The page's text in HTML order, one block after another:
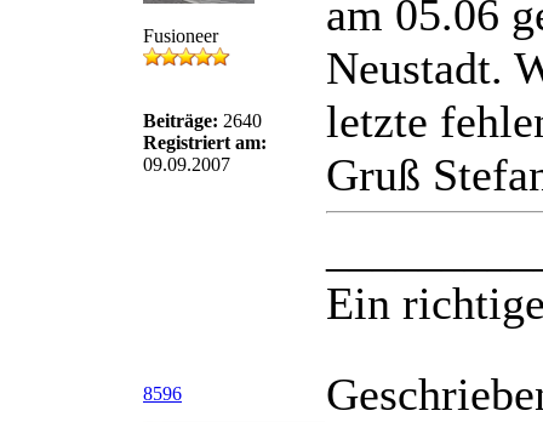
Fusioneer
Beiträge: 2640
Registriert am:
09.09.2007
am 05.06
Neustadt.
letzte
Gruß
Ein
8596